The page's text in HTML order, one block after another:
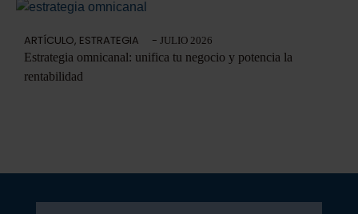
ARTÍCULO, ESTRATEGIA - JULIO 2026
Estrategia omnicanal: unifica tu negocio y potencia la
rentabilidad